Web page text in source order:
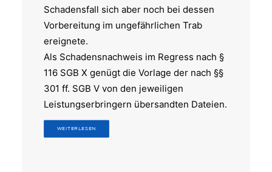
Schadensfall sich aber noch bei dessen
Vorbereitung im ungefährlichen Trab
ereignete.
Als Schadensnachweis im Regress nach §
116 SGB X genügt die Vorlage der nach §§
301 ff. SGB V von den jeweiligen
Leistungserbringern übersandten Dateien.
WEITERLESEN